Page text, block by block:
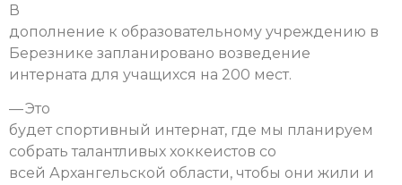
В
дополнение к образовательному учреждению в
Березнике запланировано возведение
интерната для учащихся на 200 мест.
— Это
будет спортивный интернат, где мы планируем
собрать талантливых хоккеистов со
всей Архангельской области, чтобы они жили и